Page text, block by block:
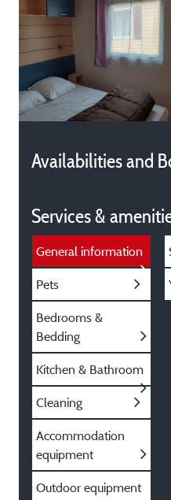
Availabilities and
Services &
General information
Pets
Bedrooms &
Bedding
Kitchen & Bathroom
Cleaning
Accommodation
equipment
Outdoor equipment